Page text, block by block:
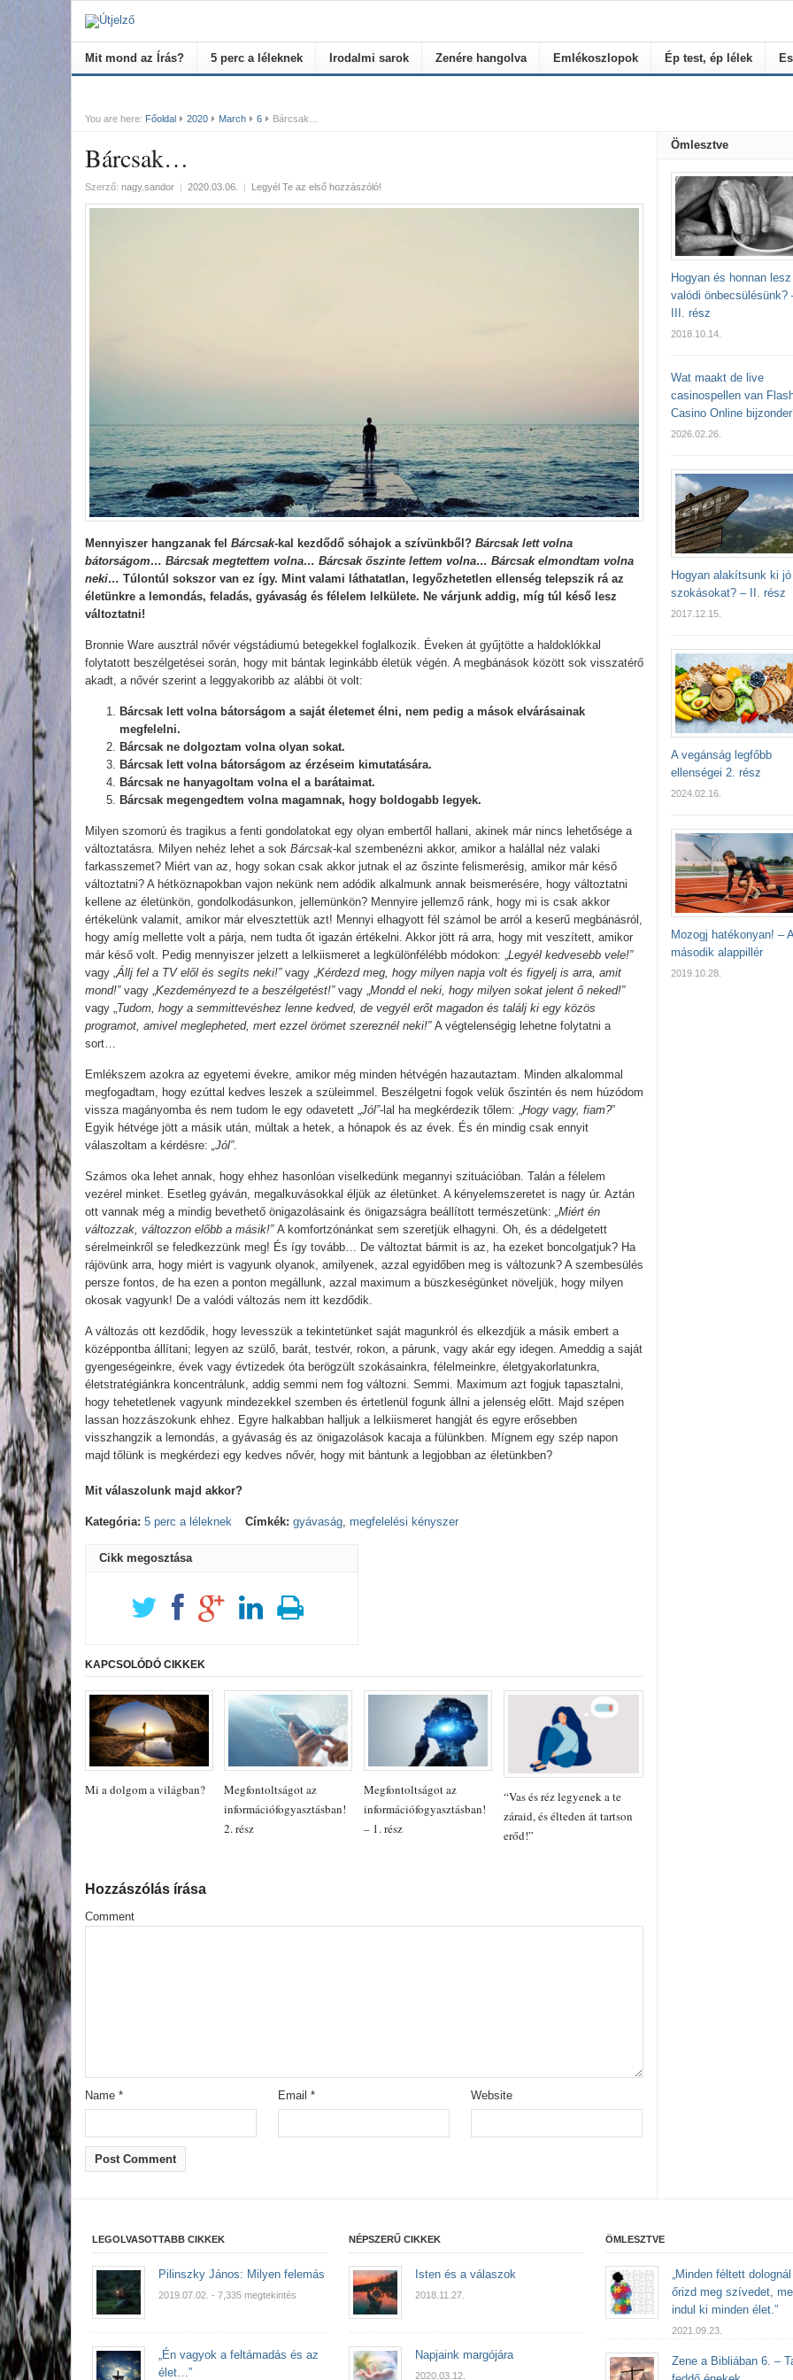
Mit mond az Írás? 5 perc a léleknek Irodalmi sarok Zenére hangolva Emlékoszlopok Ép test, ép lélek
You are here: Főoldal 2020 March 6 Bárcsak…
Bárcsak…
Szerző: nagy.sandor | 2020.03.06. | Legyél Te az első hozzászóló!
Mennyiszer hangzanak fel Bárcsak-kal kezdődő sóhajok a szívünkből? Bárcsak lett volna
bátorságom… Bárcsak megtettem volna… Bárcsak őszinte lettem volna… Bárcsak elmondtam volna
neki… Túlontúl sokszor van ez így. Mint valami láthatatlan, legyőzhetetlen ellenség telepszik rá az
életünkre a lemondás, feladás, gyávaság és félelem lelkülete. Ne várjunk addig, míg túl késő lesz
változtatni!
Bronnie Ware ausztrál nővér végstádiumú betegekkel foglalkozik. Éveken át gyűjtötte a haldoklókkal
folytatott beszélgetései során, hogy mit bántak leginkább életük végén. A megbánások között sok visszatérő
akadt, a nővér szerint a leggyakoribb az alábbi öt volt:
Bárcsak lett volna bátorságom a saját életemet élni, nem pedig a mások elvárásainak
megfelelni.
Bárcsak ne dolgoztam volna olyan sokat.
Bárcsak lett volna bátorságom az érzéseim kimutatására.
Bárcsak ne hanyagoltam volna el a barátaimat.
Bárcsak megengedtem volna magamnak, hogy boldogabb legyek.
Milyen szomorú és tragikus a fenti gondolatokat egy olyan embertől hallani, akinek már nincs lehetősége a
változtatásra. Milyen nehéz lehet a sok Bárcsak-kal szembenézni akkor, amikor a halállal néz valaki
farkasszemet? Miért van az, hogy sokan csak akkor jutnak el az őszinte felismerésig, amikor már késő
változtatni? A hétköznapokban vajon nekünk nem adódik alkalmunk annak beismerésére, hogy változtatni
kellene az életünkön, gondolkodásunkon, jellemünkön? Mennyire jellemző ránk, hogy mi is csak akkor
értékelünk valamit, amikor már elvesztettük azt! Mennyi elhagyott fél számol be arról a keserű megbánásról,
hogy amíg mellette volt a párja, nem tudta őt igazán értékelni. Akkor jött rá arra, hogy mit veszített, amikor
már késő volt. Pedig mennyiszer jelzett a lelkiismeret a legkülönfélébb módokon: „Legyél kedvesebb vele!”
vagy „Állj fel a TV elől és segíts neki!” vagy „Kérdezd meg, hogy milyen napja volt és figyelj is arra, amit
mond!” vagy „Kezdeményezd te a beszélgetést!”vagy „Mondd el neki, hogy milyen sokat jelent ő neked!”
vagy „Tudom, hogy a semmittevéshez lenne kedved, de vegyél erőt magadon és találj ki egy közös
programot, amivel meglepheted, mert ezzel örömet szereznél neki!” A végtelenségig lehetne folytatni a
sort…
Emlékszem azokra az egyetemi évekre, amikor még minden hétvégén hazautaztam. Minden alkalommal
megfogadtam, hogy ezúttal kedves leszek a szüleimmel. Beszélgetni fogok velük őszintén és nem húzódom
vissza magányomba és nem tudom le egy odavetett „Jól”-lal ha megkérdezik tőlem: „Hogy vagy, fiam?”
Egyik hétvége jött a másik után, múltak a hetek, a hónapok és az évek. És én mindig csak ennyit
válaszoltam a kérdésre: „Jól”.
Számos oka lehet annak, hogy ehhez hasonlóan viselkedünk megannyi szituációban. Talán a félelem
vezérel minket. Esetleg gyáván, megalkuvásokkal éljük az életünket. A kényelemszeretet is nagy úr. Aztán
ott vannak még a mindig bevethető önigazolásaink és önigazságra beállított természetünk: „Miért én
változzak, változzon előbb a másik!” A komfortzónánkat sem szeretjük elhagyni. Oh, és a dédelgetett
sérelmeinkről se feledkezzünk meg! És így tovább… De változtat bármit is az, ha ezeket boncolgatjuk? Ha
rájövünk arra, hogy miért is vagyunk olyanok, amilyenek, azzal egyidőben meg is változunk? A szembesülés
persze fontos, de ha ezen a ponton megállunk, azzal maximum a büszkeségünket növeljük, hogy milyen
okosak vagyunk! De a valódi változás nem itt kezdődik.
A változás ott kezdődik, hogy levesszük a tekintetünket saját magunkról és elkezdjük a másik embert a
középpontba állítani; legyen az szülő, barát, testvér, rokon, a párunk, vagy akár egy idegen. Ameddig a saját
gyengeségeinkre, évek vagy évtizedek óta berögzült szokásainkra, félelmeinkre, életgyakorlatunkra,
életstratégiánkra koncentrálunk, addig semmi nem fog változni. Semmi. Maximum azt fogjuk tapasztalni,
hogy tehetetlenek vagyunk mindezekkel szemben és értetlenül fogunk állni a jelenség előtt. Majd szépen
lassan hozzászokunk ehhez. Egyre halkabban halljuk a lelkiismeret hangját és egyre erősebben
visszhangzik a lemondás, a gyávaság és az önigazolások kacaja a fülünkben. Mígnem egy szép napon
majd tőlünk is megkérdezi egy kedves nővér, hogy mit bántunk a legjobban az életünkben?
Mit válaszolunk majd akkor?
Kategória: 5 perc a léleknek Címkék: gyávaság, megfelelési kényszer
Cikk megosztása
KAPCSOLÓDÓ CIKKEK
Mi a dolgom a világban?
Megfontoltságot az
információfogyasztásban!
2. rész
Megfontoltságot az
információfogyasztásban!
– 1. rész
“Vas és réz legyenek a te
záraid, és élteden át tartson
erőd!”
Hozzászólás írása
Comment
Name * Email * Website
Ömlesztve
Hogyan és honnan lesz
valódi önbecsülésünk?
III. rész
2018.10.14.
Wat maakt de live
casinospellen van
Casino Online
2026.02.26.
Hogyan alakítsunk ki jó
szokásokat? – II. rész
2017.12.15.
A vegánság legfőbb
ellenségei 2. rész
2024.02.16.
Mozogj hatékonyan! – A
második alappillér
2019.10.28.
LEGOLVASOTTABB CIKKEK
Pilinszky János: Milyen felemás
2019.07.02. - 7,335 megtekintés
„Én vagyok a feltámadás és az
élet…”
NÉPSZERŰ CIKKEK
Isten és a válaszok
2018.11.27.
Napjaink margójára
2020.03.12.
ÖMLESZTVE
„Minden féltett
őrizd meg szívedet,
indul ki minden élet.”
2021.09.23.
Zene a Bibliában 6. –